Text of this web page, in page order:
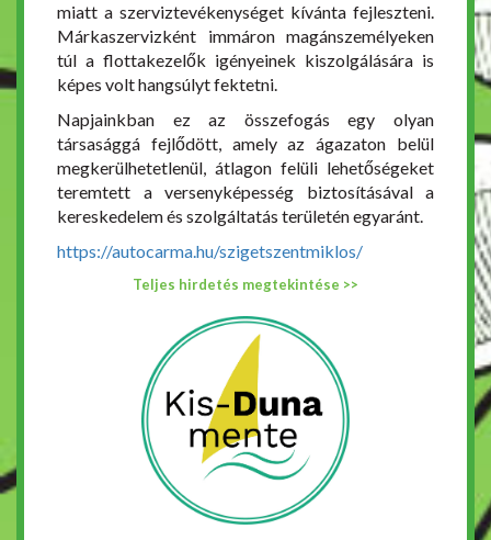
miatt a szerviztevékenységet kívánta fejleszteni.
Márkaszervizként immáron magánszemélyeken
túl a flottakezelők igényeinek kiszolgálására is
képes volt hangsúlyt fektetni.
Napjainkban ez az összefogás egy olyan
társasággá fejlődött, amely az ágazaton belül
megkerülhetetlenül, átlagon felüli lehetőségeket
teremtett a versenyképesség biztosításával a
kereskedelem és szolgáltatás területén egyaránt.
https://autocarma.hu/szigetszentmiklos/
Teljes hirdetés megtekintése >>